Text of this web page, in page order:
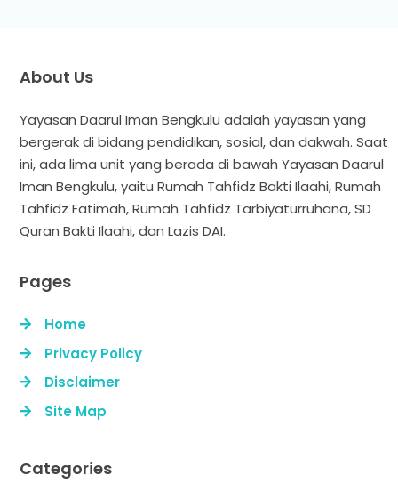
About Us
Yayasan Daarul Iman Bengkulu adalah yayasan yang
bergerak di bidang pendidikan, sosial, dan dakwah. Saat
ini, ada lima unit yang berada di bawah Yayasan Daarul
Iman Bengkulu, yaitu Rumah Tahfidz Bakti Ilaahi, Rumah
Tahfidz Fatimah, Rumah Tahfidz Tarbiyaturruhana, SD
Quran Bakti Ilaahi, dan Lazis DAI.
Pages
Home
Privacy Policy
Disclaimer
Site Map
Categories